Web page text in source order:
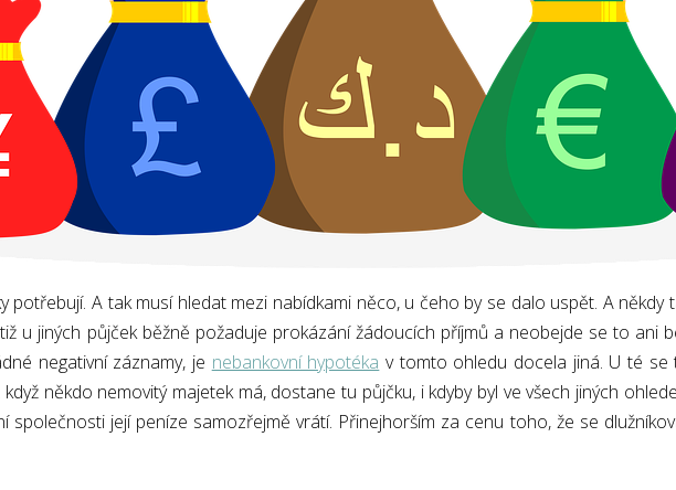
potřebují. A tak musí hledat mezi nabídkami něco, u čeho by se dalo uspět. A
u jiných půjček běžně požaduje prokázání žádoucích příjmů a neobejde se to ani
negativní záznamy, je nebankovní hypotéka v tomto ohledu docela jiná. U té
někdo nemovitý majetek má, dostane tu půjčku, i kdyby byl ve všech jiných
společnosti její peníze samozřejmě vrátí. Přinejhorším za cenu toho, že se